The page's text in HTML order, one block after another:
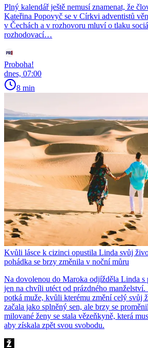
Plný kalendář ještě nemusí znamenat, že
Kateřina Popovyč se v Církvi adventistů
v Čechách a v rozhovoru mluví o tlaku
rozhodovací…
Proboha!
dnes, 07:00
8 min
Kvůli lásce k cizinci opustila Linda svůj
pohádka se brzy změnila v noční můru
Na dovolenou do Maroka odjížděla Linda s
jen na chvíli utéct od prázdného manželství.
potká muže, kvůli kterému změní celý svůj
začala jako splněný sen, ale brzy se
milované ženy se stala vězeňkyně, která
aby získala zpět svou svobodu.